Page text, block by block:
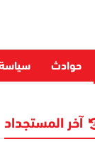
حوادث
آخر المستجداد